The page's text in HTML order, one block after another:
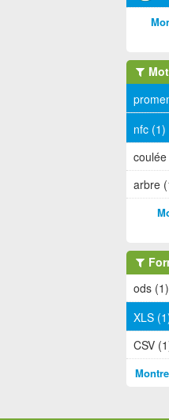
nfc (1)
arbre
ods (1)
XLS
CSV